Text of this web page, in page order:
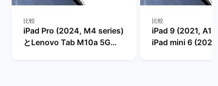
比較
iPad Pro (2024, M4 series)
とLenovo Tab M10a 5G
比較
iPad 9 (2021,
iPad mini 6